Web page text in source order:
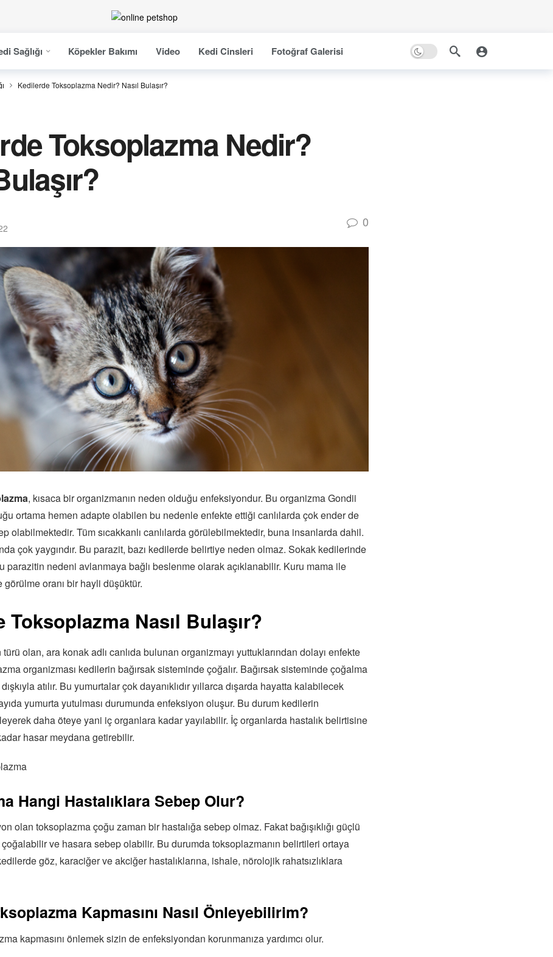
Sağlığı Köpekler Bakımı Video Kedi Cinsleri Fotoğraf Galerisi
Kedilerde Toksoplazma Nedir? Nasıl Bulaşır?
Toksoplazma Nedir?
0
, kısaca bir organizmanın neden olduğu enfeksiyondur. Bu organizma Gondii
ortama hemen adapte olabilen bu nedenle enfekte ettiği canlılarda çok ender de
olabilmektedir. Tüm sıcakkanlı canlılarda görülebilmektedir, buna insanlarda dahil.
çok yaygındır. Bu parazit, bazı kedilerde belirtiye neden olmaz. Sokak kedilerinde
parazitin nedeni avlanmaya bağlı beslenme olarak açıklanabilir. Kuru mama ile
oranı bir hayli düşüktür.
Toksoplazma Nasıl Bulaşır?
olan, ara konak adlı canlıda bulunan organizmayı yuttuklarından dolayı enfekte
organizması kedilerin bağırsak sisteminde çoğalır. Bağırsak sisteminde çoğalma
atılır. Bu yumurtalar çok dayanıklıdır yıllarca dışarda hayatta kalabilecek
yumurta yutulması durumunda enfeksiyon oluşur. Bu durum kedilerin
daha öteye yani iç organlara kadar yayılabilir. İç organlarda hastalık belirtisine
hasar meydana getirebilir.
Hangi Hastalıklara Sebep Olur?
olan toksoplazma çoğu zaman bir hastalığa sebep olmaz. Fakat bağışıklığı güçlü
ve hasara sebep olabilir. Bu durumda toksoplazmanın belirtileri ortaya
göz, karaciğer ve akciğer hastalıklarına, ishale, nörolojik rahatsızlıklara
Kapmasını Nasıl Önleyebilirim?
kapmasını önlemek sizin de enfeksiyondan korunmanıza yardımcı olur.